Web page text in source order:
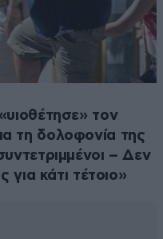
τον
τη δολοφονία της
– Δεν
για κάτι τέτοιο»